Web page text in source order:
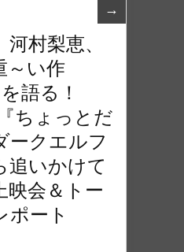
→
村梨恵、
～い作
語る！
ちょっとだ
ークエルフ
追いかけて
映会＆トー
ポート